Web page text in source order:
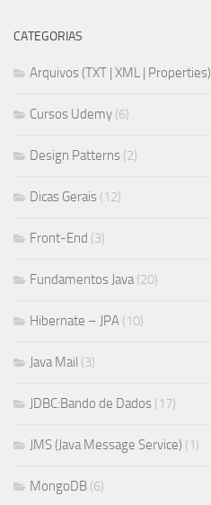
CATEGORIAS
Arquivos (TXT | XML | Properties)
Cursos Udemy (6)
Design Patterns (2)
Dicas Gerais (12)
Front-End (3)
Fundamentos Java(20)
Hibernate – JPA (10)
Java Mail (3)
JDBC:Bando de Dados (17)
JMS (Java Message Service) (1)
MongoDB (6)